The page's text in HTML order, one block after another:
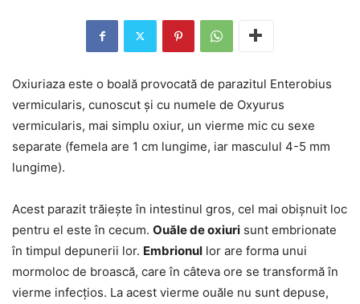
Oxiuriaza este o boală provocată de parazitul Enterobius
vermicularis, cunoscut și cu numele de Oxyurus
vermicularis, mai simplu oxiur, un vierme mic cu sexe
separate (femela are 1 cm lungime, iar masculul 4-5 mm
lungime).
Acest parazit trăiește în intestinul gros, cel mai obișnuit loc
pentru el este în cecum. Ouăle de oxiuri sunt embrionate
în timpul depunerii lor. Embrionul lor are forma unui
mormoloc de broască, care în câteva ore se transformă în
vierme infecțios. La acest vierme ouăle nu sunt depuse,